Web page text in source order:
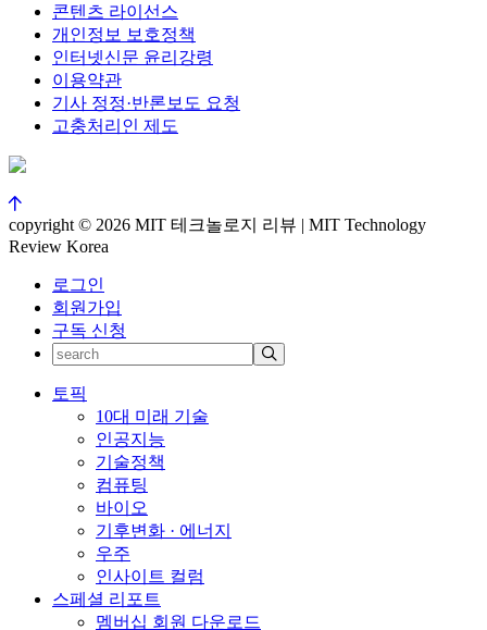
콘텐츠 라이선스
개인정보 보호정책
인터넷신문 윤리강령
이용약관
기사 정정·반론보도 요청
고충처리인 제도
copyright © 2026 MIT 테크놀로지 리뷰 | MIT Technology
Review Korea
로그인
회원가입
구독 신청
토픽
10대 미래 기술
인공지능
기술정책
컴퓨팅
바이오
기후변화 · 에너지
우주
인사이트 컬럼
스페셜 리포트
멤버십 회원 다운로드